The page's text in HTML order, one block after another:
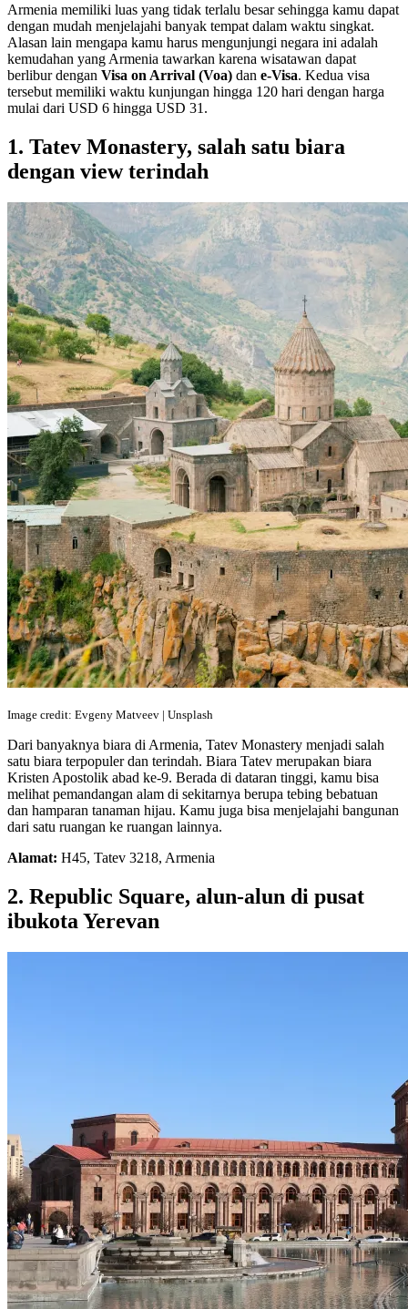
Armenia memiliki luas yang tidak terlalu besar sehingga kamu dapat
dengan mudah menjelajahi banyak tempat dalam waktu singkat.
Alasan lain mengapa kamu harus mengunjungi negara ini adalah
kemudahan yang Armenia tawarkan karena wisatawan dapat
berlibur dengan Visa on Arrival (Voa) dan e-Visa. Kedua visa
tersebut memiliki waktu kunjungan hingga 120 hari dengan harga
mulai dari USD 6 hingga USD 31.
1. Tatev Monastery, salah satu biara
dengan view terindah
Image credit: Evgeny Matveev | Unsplash
Dari banyaknya biara di Armenia, Tatev Monastery menjadi salah
satu biara terpopuler dan terindah. Biara Tatev merupakan biara
Kristen Apostolik abad ke-9. Berada di dataran tinggi, kamu bisa
melihat pemandangan alam di sekitarnya berupa tebing bebatuan
dan hamparan tanaman hijau. Kamu juga bisa menjelajahi bangunan
dari satu ruangan ke ruangan lainnya.
Alamat: H45, Tatev 3218, Armenia
2. Republic Square, alun-alun di pusat
ibukota Yerevan